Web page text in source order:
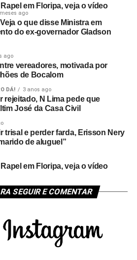
em Floripa, veja o vídeo
ago
o que disse Ministra em
do ex-governador Gladson
ago
vereadores, motivada por
de Bocalom
DÁ! 3 anos ago
rejeitado, N Lima pede que
José da Casa Civil
trisal e perder farda, Erisson Nery
de aluguel”
em Floripa, veja o vídeo
SEGUIR E COMENTAR